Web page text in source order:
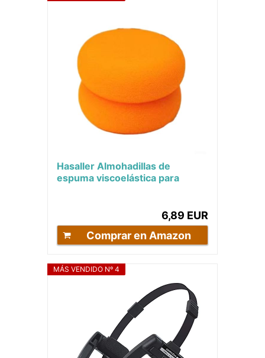
Hasaller Almohadillas de
espuma viscoelástica para
6,89 EUR
Comprar en Amazon
MÁS VENDIDO Nº 4